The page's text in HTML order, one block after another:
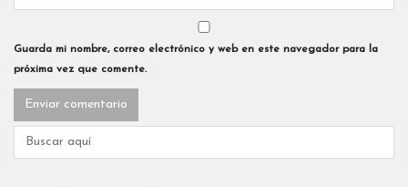
Guarda mi nombre, correo electrónico y web en este navegador para la
próxima vez que comente.